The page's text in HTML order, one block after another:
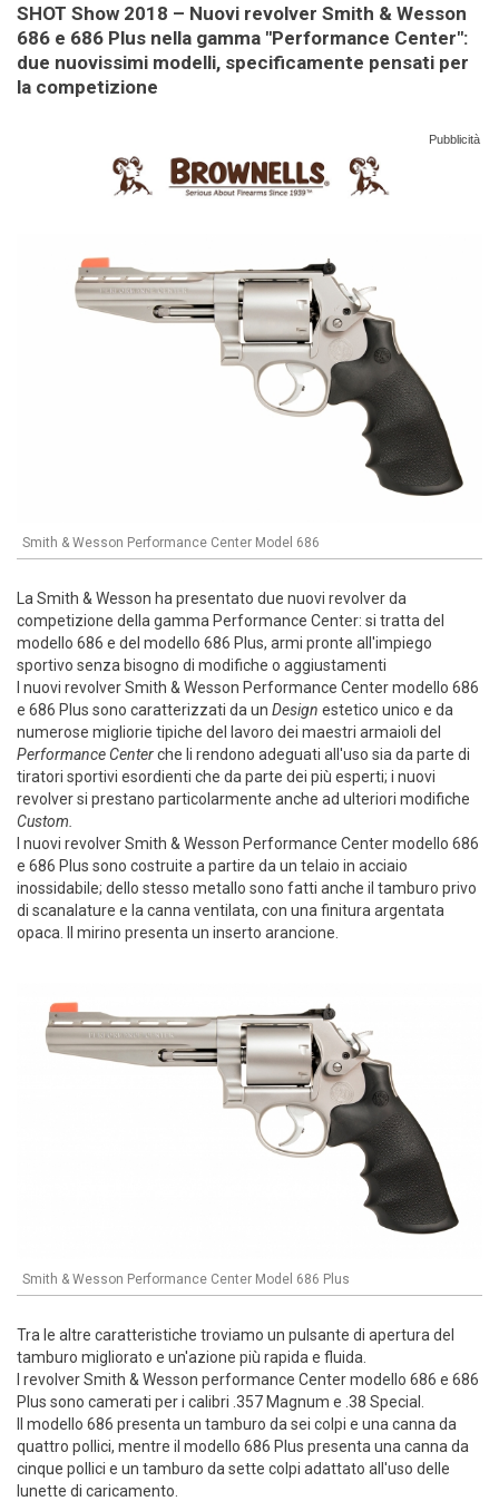
SHOT Show 2018 – Nuovi revolver Smith & Wesson
686 e 686 Plus nella gamma "Performance Center":
due nuovissimi modelli, specificamente pensati per
la competizione
Pubblicità
Smith & Wesson Performance Center Model 686
La Smith & Wesson ha presentato due nuovi revolver da
competizione della gamma Performance Center: si tratta del
modello 686 e del modello 686 Plus, armi pronte all'impiego
sportivo senza bisogno di modifiche o aggiustamenti
I nuovi revolver Smith & Wesson Performance Center modello 686
e 686 Plus sono caratterizzati da un Design estetico unico e da
numerose migliorie tipiche del lavoro dei maestri armaioli del
Performance Centerche li rendono adeguati all'uso sia da parte di
tiratori sportivi esordienti che da parte dei più esperti; i nuovi
revolver si prestano particolarmente anche ad ulteriori modifiche
Custom.
I nuovi revolver Smith & Wesson Performance Center modello 686
e 686 Plus sono costruite a partire da un telaio in acciaio
inossidabile; dello stesso metallo sono fatti anche il tamburo privo
di scanalature e la canna ventilata, con una finitura argentata
opaca. Il mirino presenta un inserto arancione.
Smith & Wesson Performance Center Model 686 Plus
Tra le altre caratteristiche troviamo un pulsante di apertura del
tamburo migliorato e un'azione più rapida e fluida.
I revolver Smith & Wesson performance Center modello 686 e 686
Plus sono camerati per i calibri .357 Magnum e .38 Special.
Il modello 686 presenta un tamburo da sei colpi e una canna da
quattro pollici, mentre il modello 686 Plus presenta una canna da
cinque pollici e un tamburo da sette colpi adattato all'uso delle
lunette di caricamento.